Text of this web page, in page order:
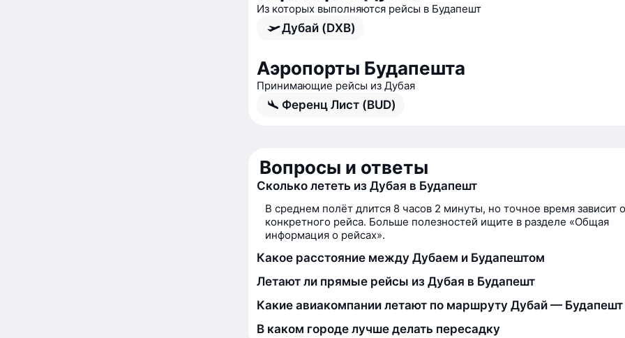
Из которых выполняются рейсы в Будапешт
Дубай (DXB)
Аэропорты Будапешта
Принимающие рейсы из Дубая
Ференц Лист (BUD)
Вопросы и ответы
Сколько лететь из Дубая в Будапешт
В среднем полёт длится 8 часов 2 минуты, но точное время зависит
конкретного рейса. Больше полезностей ищите в разделе «Общая
информация о рейсах».
Какое расстояние между Дубаем и Будапештом
Летают ли прямые рейсы из Дубая в Будапешт
Какие авиакомпании летают по маршруту Дубай — Будапешт
В каком городе лучше делать пересадку